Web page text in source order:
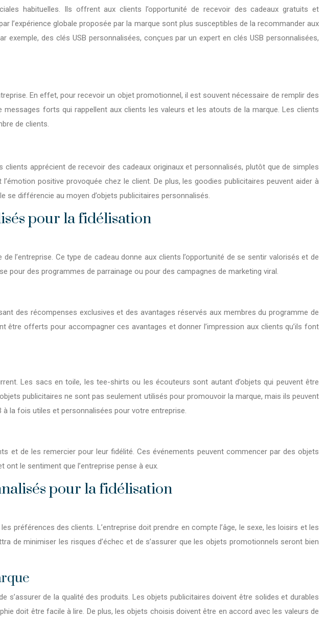
habituelles. Ils offrent aux clients l’opportunité de recevoir des cadeaux gratuits et
l’expérience globale proposée par la marque sont plus susceptibles de la recommander aux
des clés USB personnalisées, conçues par un expert en clés USB personnalisées,
En effet, pour recevoir un objet promotionnel, il est souvent nécessaire de remplir des
forts qui rappellent aux clients les valeurs et les atouts de la marque. Les clients
de clients.
apprécient de recevoir des cadeaux originaux et personnalisés, plutôt que de simples
positive provoquée chez le client. De plus, les goodies publicitaires peuvent aider à
se différencie au moyen d’objets publicitaires personnalisés.
pour la fidélisation
l’entreprise. Ce type de cadeau donne aux clients l’opportunité de se sentir valorisés et de
des programmes de parrainage ou pour des campagnes de marketing viral.
des récompenses exclusives et des avantages réservés aux membres du programme de
être offerts pour accompagner ces avantages et donner l’impression aux clients qu’ils font
Les sacs en toile, les tee-shirts ou les écouteurs sont autant d’objets qui peuvent être
publicitaires ne sont pas seulement utilisés pour promouvoir la marque, mais ils peuvent
à la fois utiles et personnalisées pour votre entreprise.
et de les remercier pour leur fidélité. Ces événements peuvent commencer par des objets
le sentiment que l’entreprise pense à eux.
pour la fidélisation
des clients. L’entreprise doit prendre en compte l’âge, le sexe, les loisirs et les
de minimiser les risques d’échec et de s’assurer que les objets promotionnels seront bien
de la qualité des produits. Les objets publicitaires doivent être solides et durables
doit être facile à lire. De plus, les objets choisis doivent être en accord avec les valeurs de